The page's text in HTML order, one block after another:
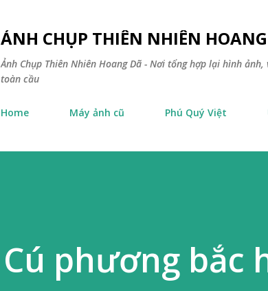
ẢNH CHỤP THIÊN NHIÊN
Ảnh Chụp Thiên Nhiên Hoang Dã - Nơi tổng hợp lại hình
toàn cầu
Home Máy ảnh cũ Phú Quý Việt
Cú phương bắc